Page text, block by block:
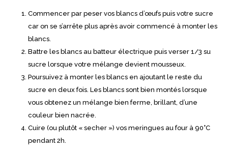
Commencer par peser vos blancs d’œufs puis votre sucre
car on se s’arrête plus après avoir commencé à monter les
blancs.
Battre les blancs au batteur électrique puis verser 1/3 su
sucre lorsque votre mélange devient mousseux.
Poursuivez à monter les blancs en ajoutant le reste du
sucre en deux fois. Les blancs sont bien montés lorsque
vous obtenez un mélange bien ferme, brillant, d’une
couleur bien nacrée.
Cuire (ou plutôt « secher ») vos meringues au four à 90°C
pendant 2h.